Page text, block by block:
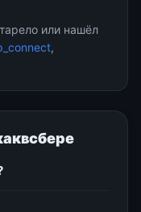
или нашёл
,